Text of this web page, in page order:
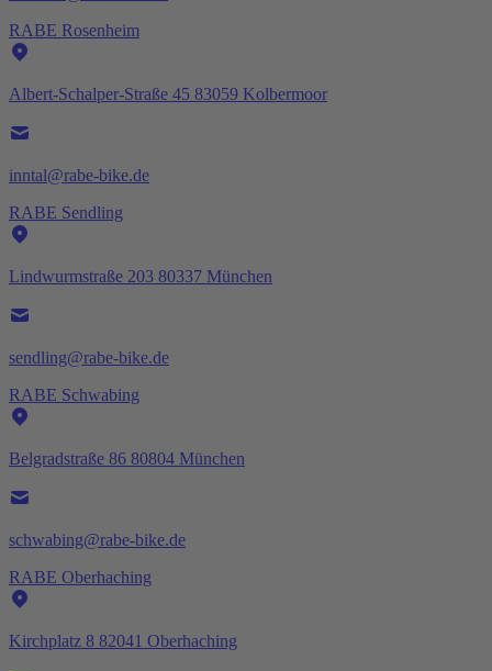
RABE Rosenheim
Albert-Schalper-Straße 45 83059 Kolbermoor
inntal@rabe-bike.de
RABE Sendling
Lindwurmstraße 203 80337 München
sendling@rabe-bike.de
RABE Schwabing
Belgradstraße 86 80804 München
schwabing@rabe-bike.de
RABE Oberhaching
Kirchplatz 8 82041 Oberhaching